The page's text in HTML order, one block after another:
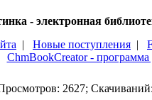
- электронная
| Новые поступления |
ChmBookCreator -
2627;